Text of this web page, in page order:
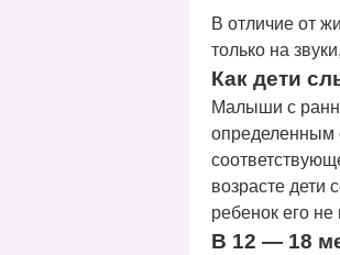
В отличие от
только на
Как дети
Малыши с
определенным
возрасте дети
ребенок его
В 12 — 18